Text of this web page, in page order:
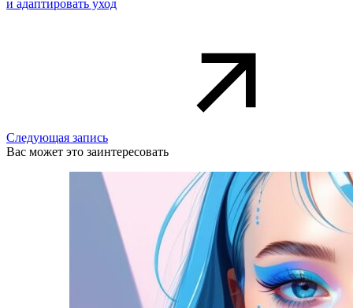
и адаптировать уход
Следующая запись
Вас может это заинтересовать